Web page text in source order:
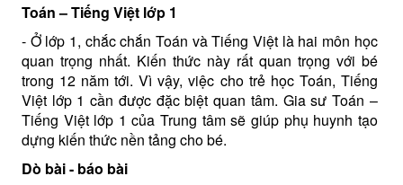
Toán – Tiếng Việt lớp 1
- Ở lớp 1, chắc chắn Toán và Tiếng Việt là hai môn học
quan trọng nhất. Kiến thức này rất quan trọng với bé
trong 12 năm tới. Vì vậy, việc cho trẻ học Toán, Tiếng
Việt lớp 1 cần được đặc biệt quan tâm. Gia sư Toán –
Tiếng Việt lớp 1 của Trung tâm sẽ giúp phụ huynh tạo
dựng kiến ​​thức nền tảng cho bé.
Dò bài - báo bài